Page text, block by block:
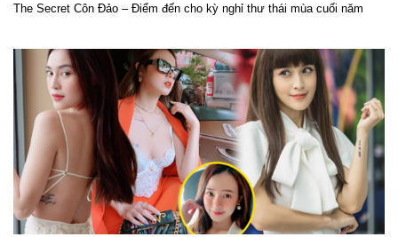
The Secret Côn Đảo – Điểm đến cho kỳ nghỉ thư thái mùa cuối năm